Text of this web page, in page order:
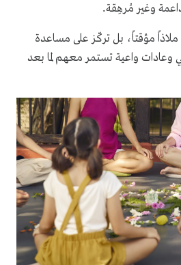
وغير مُرهِقة.
ملاذاً مؤقتاً، بل تركّز على مساعدة
وعادات واعية تستمر معهم لما بعد